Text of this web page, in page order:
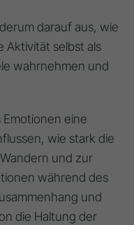
darauf aus, wie
Aktivität selbst als
wahrnehmen und
Emotionen eine
wie stark die
und zur
während des
und
die Haltung der